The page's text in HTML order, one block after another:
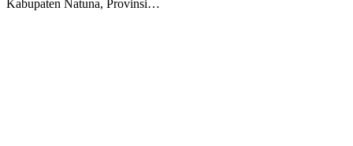
Kabupaten Natuna, Provinsi…